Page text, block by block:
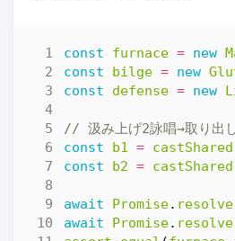
const furnace = new
const
bilge = new
const
defense = new
const b1 = castShared
const
b2 = castShared
await Promise. resolve
await
Promise. resolve